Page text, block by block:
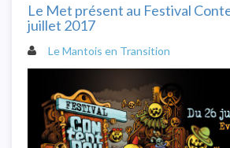
Le Met présent au Festival
juillet 2017
Le Mantois en Transition